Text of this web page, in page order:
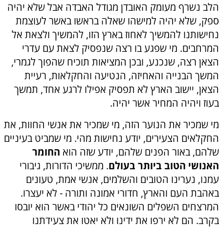
הלב נשרף מעומק האובדן מגודל האבדה אבל שלא יהיה
ספק, שלא יהיה למישהו שאלה בראשו באשר לעוצמת
נחישותנו להמשיך לאחוז בארץ הזו, להמשיך ולצאת אל
המרחבים. מי שפגע בו רצה שנפסיק לצאת עם עדרי
הצאן רצה, שנכנע, ובכן המציאות תוכיח שהפוך לגמרי,
המשך הבנייה והאחיזה, הנטיעה והחקלאות, רעיית
הצאן, יישוב הארץ לא תפסיק אפילו לרגע אחד, תמשך
בעוז ויהיה המחיר אשר יהיה.
מי שמכיר את הנוער הזה, מי שמכיר את אנשי החוות, את
החקלאים הצעירים, יודע נחישות מהי. מי שמביט בעיניים
שלהם, באור הפנים שלהם, יודע שזה הוא החומר
האנושי הטוב ביותר בעולם. ממשיכי הדורות, גיבורי
עמנו, נערינו הטובים והשלמים, אנשי אמת, טעונים
באהבת העם והארץ, חדורי אמונה ותורה - לא יעצרו.
המרצחים השפלים השונאים כל יהודי באשר הוא יובסו
בקרב. הם לא ירפו את ידינו ולא יאטו את צעידתנו